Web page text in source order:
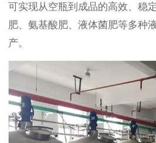
可实现从空瓶到成品的高效、稳
肥、氨基酸肥、液体菌肥等多种
产。